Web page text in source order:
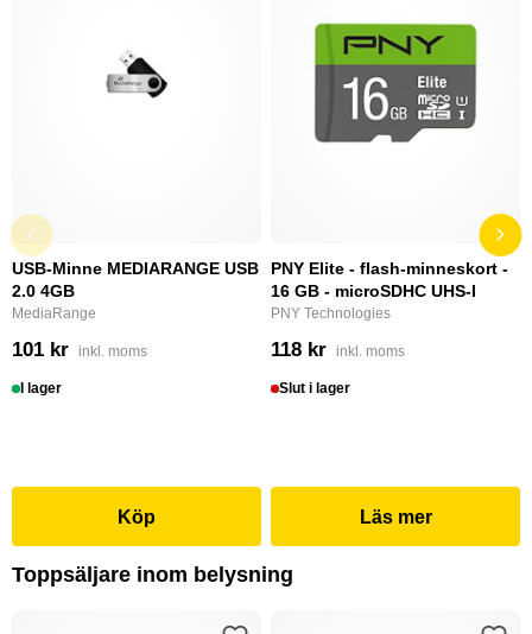
USB-Minne MEDIARANGE USB
2.0 4GB
MediaRange
101 kr inkl. moms
I lager
Köp
PNY Elite - flash-minneskort -
16 GB - microSDHC UHS-I
PNY Technologies
118 kr inkl. moms
Slut i lager
Läs mer
Toppsäljare inom belysning